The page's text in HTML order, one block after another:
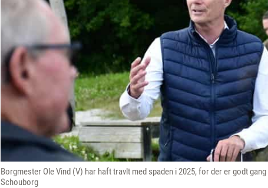
Borgmester Ole Vind (V) har haft travlt med spaden i 2025, for der er godt
Schouborg